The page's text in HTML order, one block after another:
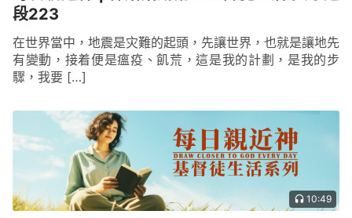
段223
在世界當中，地震是灾難的起頭，先讓世界，也就是讓地先
有變動，接着便是瘟疫、飢荒，這是我的計劃，是我的步
驟，我要 […]
10:49